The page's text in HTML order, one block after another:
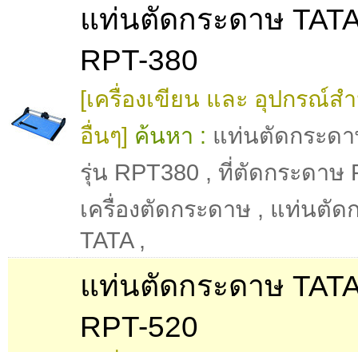
แท่นตัดกระดาษ
RPT-380
[เครื่องเขียน และ อุปกรณ์ส
อื่นๆ] ค้นหา : แท่นตัดกระด
รุ่น RPT380 , ที่ตัดกระดาษ
เครื่องตัดกระดาษ , แท่นตัด
TATA,
แท่นตัดกระดาษ
RPT-520